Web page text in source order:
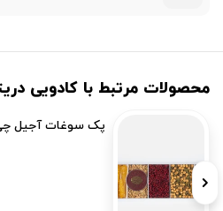
محصولات مرتبط با کادویی
پک سوغات آجیل